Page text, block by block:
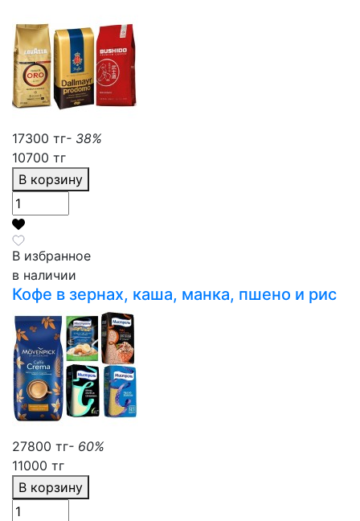
17300 тг- 38%
10700 тг
В корзину
В избранное
в наличии
Кофе в зернах, каша, манка, пшено и рис
27800 тг- 60%
11000 тг
В корзину